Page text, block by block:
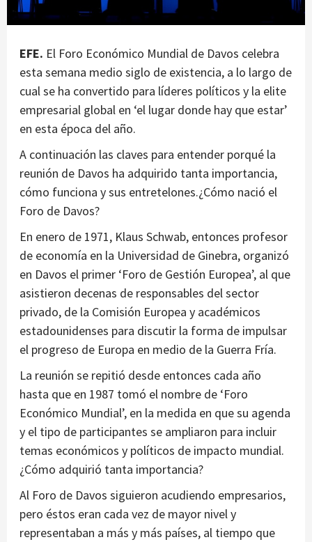
EFE. El Foro Económico Mundial de Davos celebra
esta semana medio siglo de existencia, a lo largo de
cual se ha convertido para líderes políticos y la elite
empresarial global en ‘el lugar donde hay que estar’
en esta época del año.
A continuación las claves para entender porqué la
reunión de Davos ha adquirido tanta importancia,
cómo funciona y sus entretelones.¿Cómo nació el
Foro de Davos?
En enero de 1971, Klaus Schwab, entonces profesor
de economía en la Universidad de Ginebra, organizó
en Davos el primer ‘Foro de Gestión Europea’, al que
asistieron decenas de responsables del sector
privado, de la Comisión Europea y académicos
estadounidenses para discutir la forma de impulsar
el progreso de Europa en medio de la Guerra Fría.
La reunión se repitió desde entonces cada año
hasta que en 1987 tomó el nombre de ‘Foro
Económico Mundial’, en la medida en que su agenda
y el tipo de participantes se ampliaron para incluir
temas económicos y políticos de impacto mundial.
¿Cómo adquirió tanta importancia?
Al Foro de Davos siguieron acudiendo empresarios,
pero éstos eran cada vez de mayor nivel y
representaban a más y más países, al tiempo que